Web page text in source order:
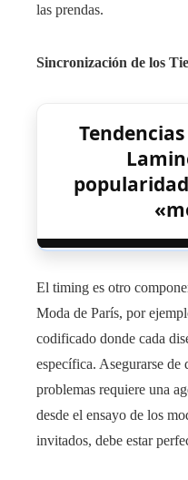
las prendas.
Sincronización de los
El timing es otro
Moda de París, por
codificado donde cada
específica. Asegurarse de
problemas requiere una
desde el ensayo de los
invitados, debe estar